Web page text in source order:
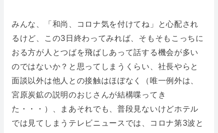
みんな、「和尚、コロナ気を付けてね」と心配され
るけど、この3日終わってみれば、そもそもこっちに
おる方が人とつばを飛ばしあって話する機会が多い
のではないか？と思ってしまうくらい、社長やらと
面談以外は他人との接触はほぼなく（唯一例外は、
宮原炭鉱の説明のおじさんが結構喋ってき
た・・・）、まあそれでも、普段見ないけどホテル
では見てしまうテレビニュースでは、コロナ第3波と